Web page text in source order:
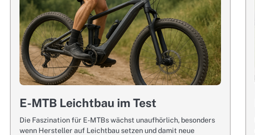
E-MTB Leichtbau im Test
Die Faszination für E-MTBs wächst unaufhörlich, besonders
wenn Hersteller auf Leichtbau setzen und damit neue